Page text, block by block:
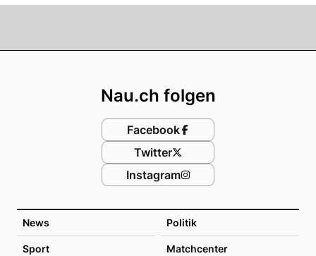
News Politik
Sport Matchcenter
Nau.ch folgen
Facebook
Twitter
Instagram